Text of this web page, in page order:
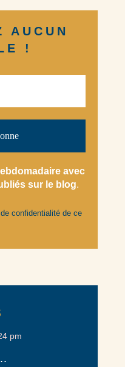
AUCUN
!
avec
sur le blog.
confidentialité de ce
pm